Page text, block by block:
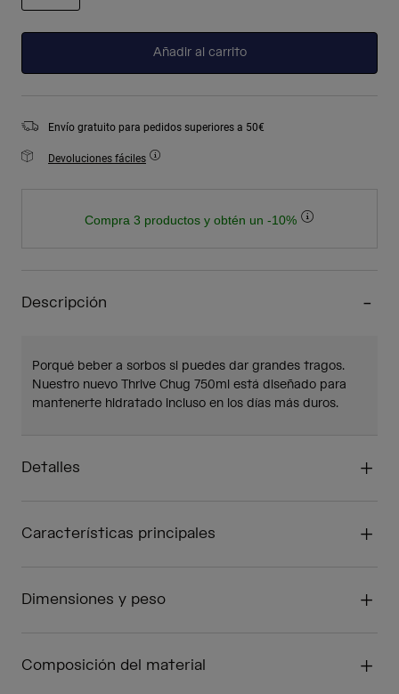
Añadir al carrito
Envío gratuito para pedidos superiores a 50€
Devoluciones fáciles
Compra 3 productos y obtén un -10%
Descripción
Porqué beber a sorbos si puedes dar grandes tragos.
Nuestro nuevo Thrive Chug 750ml está diseñado para
mantenerte hidratado incluso en los días más duros.
Detalles
Características principales
Dimensiones y peso
Composición del material